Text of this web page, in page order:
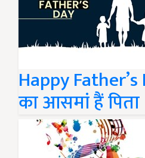
Happy Father’s
का आसमां हैं पिता